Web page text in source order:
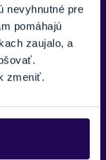
nevyhnutné pre
pomáhajú
zaujalo, a
zmeniť.